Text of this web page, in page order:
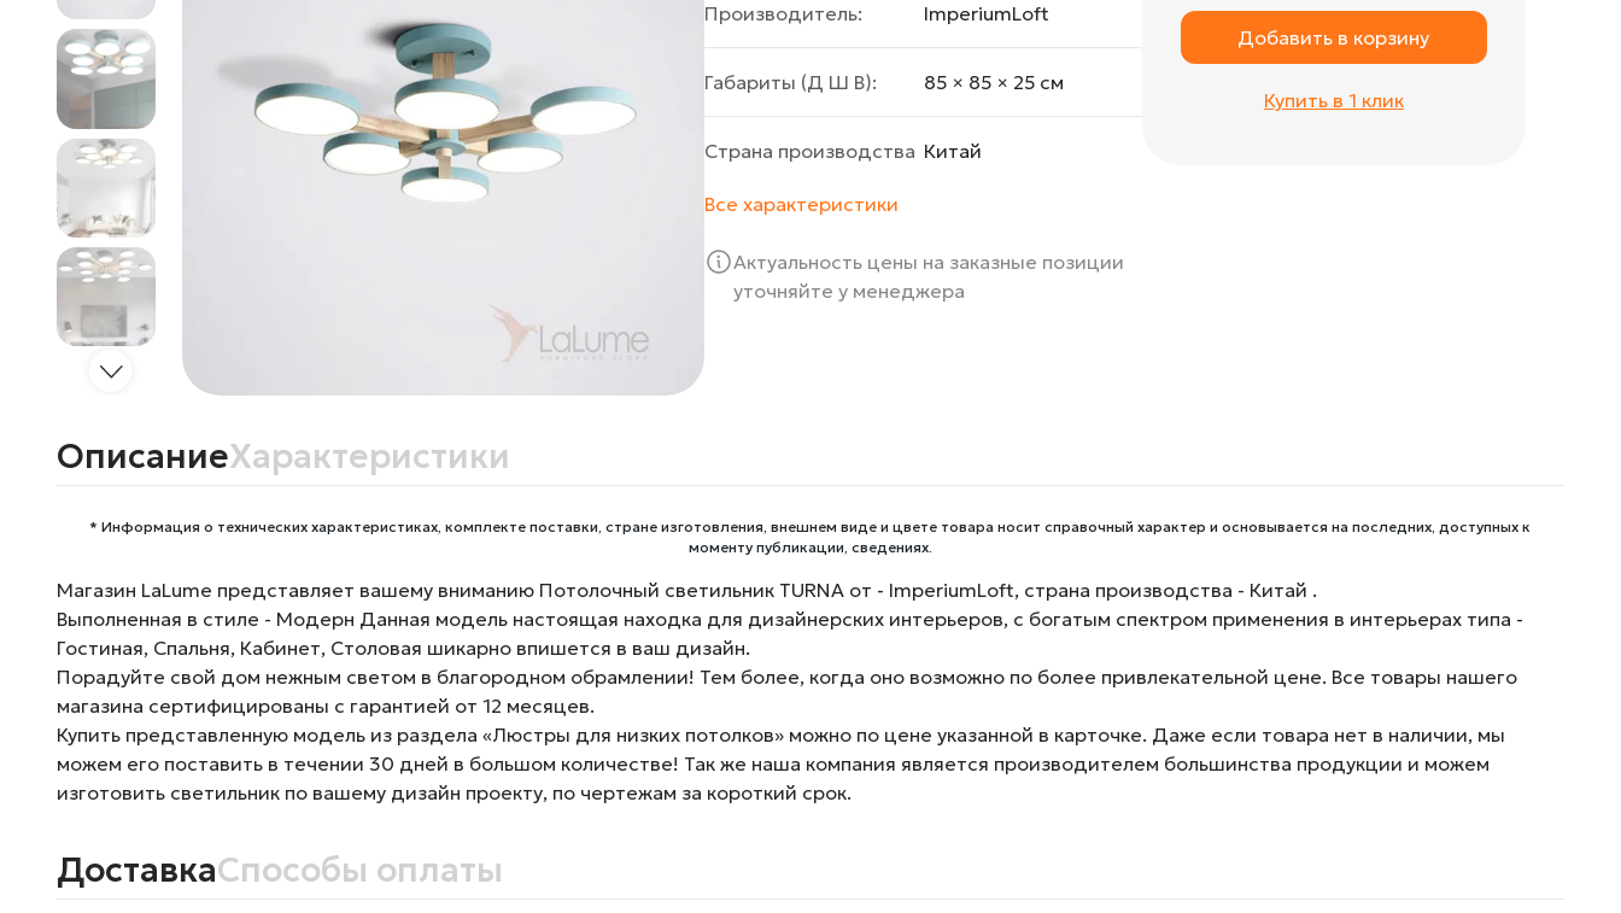
Производитель: ImperiumLoft
Габариты (Д Ш В): 85 × 85 × 25 cм
Страна производства Китай
Все характеристики
Актуальность цены на заказные позиции
уточняйте у менеджера
Добавить в корзину
Купить в 1 клик
ОписаниеХарактеристики
* Информация о технических характеристиках, комплекте поставки, стране изготовления, внешнем виде и цвете товара носит справочный характер и основывается на последних, доступных к
моменту публикации, сведениях.
Магазин LaLume представляет вашему вниманию Потолочный светильник TURNA от - ImperiumLoft, страна производства - Китай .
Выполненная в стиле - Модерн Данная модель настоящая находка для дизайнерских интерьеров, с богатым спектром применения в интерьерах типа -
Гостиная, Спальня, Кабинет, Столовая шикарно впишется в ваш дизайн.
Порадуйте свой дом нежным светом в благородном обрамлении! Тем более, когда оно возможно по более привлекательной цене. Все товары нашего
магазина сертифицированы с гарантией от 12 месяцев.
Купить представленную модель из раздела «Люстры для низких потолков» можно по цене указанной в карточке. Даже если товара нет в наличии, мы
можем его поставить в течении 30 дней в большом количестве! Так же наша компания является производителем большинства продукции и можем
изготовить светильник по вашему дизайн проекту, по чертежам за короткий срок.
ДоставкаСпособы оплаты